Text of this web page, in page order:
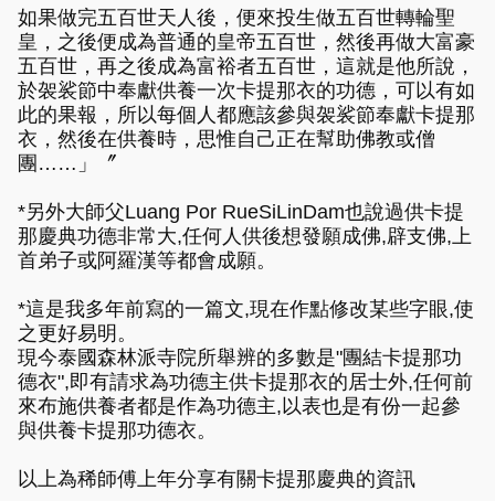
如果做完五百世天人後，便來投生做五百世轉輪聖
皇，之後便成為普通的皇帝五百世，然後再做大富豪
五百世，再之後成為富裕者五百世，這就是他所說，
於袈裟節中奉獻供養一次卡提那衣的功德，可以有如
此的果報，所以每個人都應該參與袈裟節奉獻卡提那
衣，然後在供養時，思惟自己正在幫助佛教或僧
團……」〞
*另外大師父Luang Por RueSiLinDam也說過供卡提
那慶典功德非常大,任何人供後想發願成佛,辟支佛,上
首弟子或阿羅漢等都會成願。
*這是我多年前寫的一篇文,現在作點修改某些字眼,使
之更好易明。
現今泰國森林派寺院所舉辨的多數是"團結卡提那功
德衣",即有請求為功德主供卡提那衣的居士外,任何前
來布施供養者都是作為功德主,以表也是有份一起參
與供養卡提那功德衣。
以上為稀師傅上年分享有關卡提那慶典的資訊